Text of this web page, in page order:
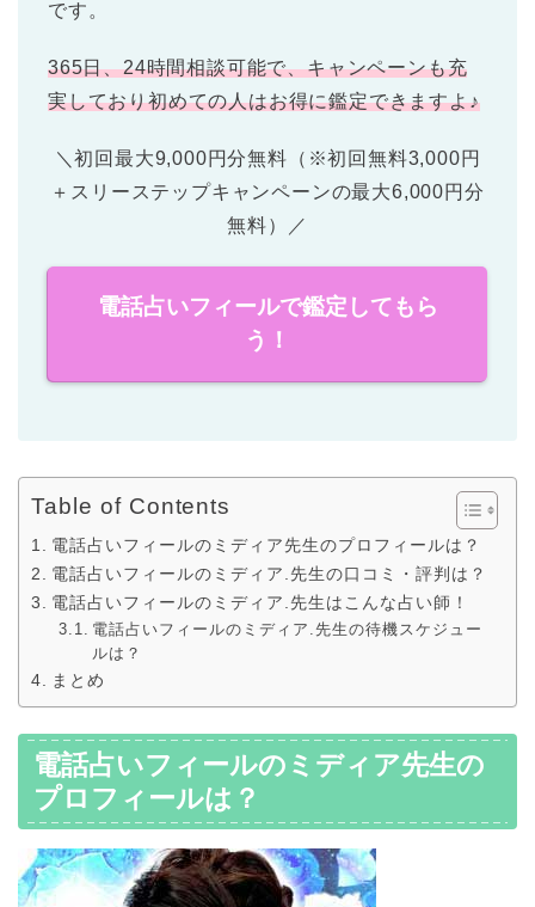
です。
365日、24時間相談可能で、キャンペーンも充
実しており初めての人はお得に鑑定できますよ♪
＼初回最大9,000円分無料（※初回無料3,000円
＋スリーステップキャンペーンの最大6,000円分
無料）／
電話占いフィールで鑑定してもら
う！
Table of Contents
電話占いフィールのミディア先生のプロフィールは？
電話占いフィールのミディア.先生の口コミ・評判は？
電話占いフィールのミディア.先生はこんな占い師！
電話占いフィールのミディア.先生の待機スケジュー
ルは？
まとめ
電話占いフィールのミディア先生の
プロフィールは？